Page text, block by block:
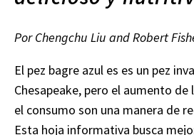
Por Chengchu Liu and Robert
El pez bagre azul es es un pez
Chesapeake, pero el aumento de
el consumo son una manera de
Esta hoja informativa busca